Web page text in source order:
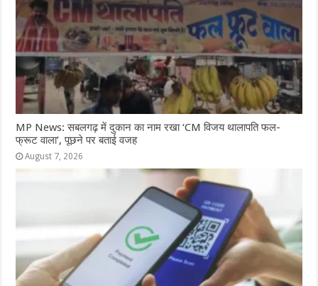
MP News: सबलगढ़ में दुकान का नाम रखा ‘CM विजय थालापति फल-
फ्रूट वाला’, पूछने पर बताई वजह
August 7, 2026